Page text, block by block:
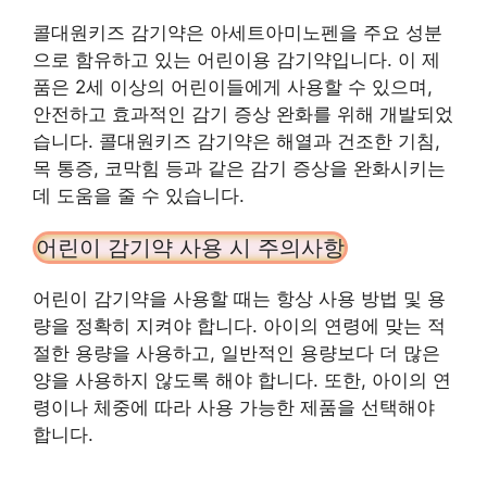
콜대원키즈 감기약은 아세트아미노펜을 주요 성분
으로 함유하고 있는 어린이용 감기약입니다. 이 제
품은 2세 이상의 어린이들에게 사용할 수 있으며,
안전하고 효과적인 감기 증상 완화를 위해 개발되었
습니다. 콜대원키즈 감기약은 해열과 건조한 기침,
목 통증, 코막힘 등과 같은 감기 증상을 완화시키는
데 도움을 줄 수 있습니다.
어린이 감기약 사용 시 주의사항
어린이 감기약을 사용할 때는 항상 사용 방법 및 용
량을 정확히 지켜야 합니다. 아이의 연령에 맞는 적
절한 용량을 사용하고, 일반적인 용량보다 더 많은
양을 사용하지 않도록 해야 합니다. 또한, 아이의 연
령이나 체중에 따라 사용 가능한 제품을 선택해야
합니다.